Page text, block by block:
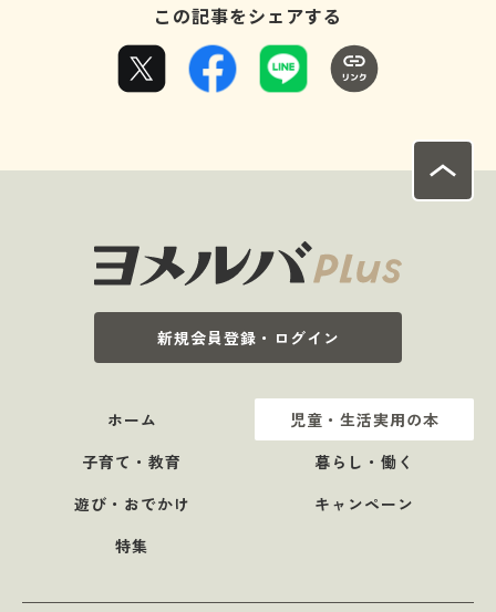
この記事をシェアする
新規会員登録・ログイン
ホーム
児童・生活実用の本
子育て・教育
暮らし・働く
遊び・おでかけ
キャンペーン
特集